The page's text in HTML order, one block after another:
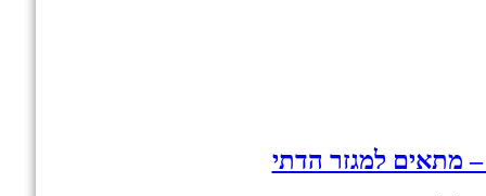
– מתאים למגזר הדתי